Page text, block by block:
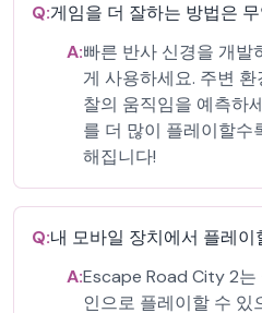
Q:게임을 더 잘하는 방법은
A:빠른 반사 신경을 개발
게 사용하세요. 주변
찰의 움직임을 예측하
를 더 많이 플레이할수
해집니다!
Q:내 모바일 장치에서 플레이
A:Escape Road City 2
인으로 플레이할 수 있